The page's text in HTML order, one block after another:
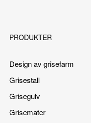
PRODUKTER
Design av grisefarm
Grisestall
Grisegulv
Grisemater